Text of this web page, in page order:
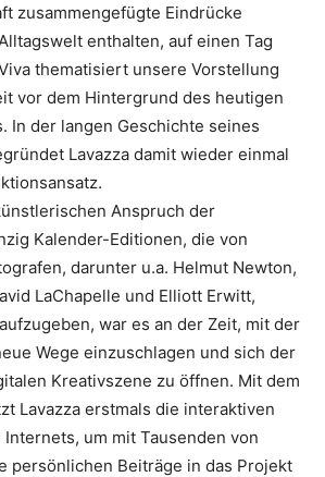
zusammengefügte Eindrücke
enthalten, auf einen Tag
thematisiert unsere Vorstellung
vor dem Hintergrund des heutigen
In der langen Geschichte seines
Lavazza damit wieder einmal
Anspruch der
Kalender-Editionen, die von
darunter u.a. Helmut Newton,
LaChapelle und Elliott Erwitt,
war es an der Zeit, mit der
Wege einzuschlagen und sich der
Kreativszene zu öffnen. Mit dem
Lavazza erstmals die interaktiven
um mit Tausenden von
persönlichen Beiträge in das Projekt